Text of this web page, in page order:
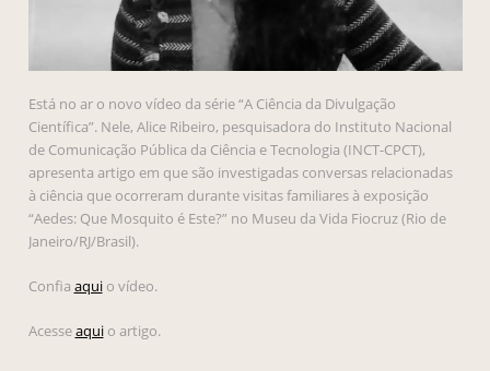
Está no ar o novo vídeo da série “A Ciência da Divulgação
Científica”. Nele, Alice Ribeiro, pesquisadora do Instituto Nacional
de Comunicação Pública da Ciência e Tecnologia (INCT-CPCT),
apresenta artigo em que são investigadas conversas relacionadas
à ciência que ocorreram durante visitas familiares à exposição
“Aedes: Que Mosquito é Este?” no Museu da Vida Fiocruz (Rio de
Janeiro/RJ/Brasil).
Confia aquio vídeo.
Acesseaquio artigo.